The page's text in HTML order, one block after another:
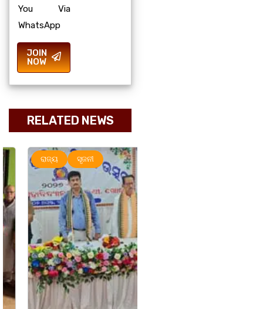
You Via
WhatsApp
JOIN
NOW
RELATED NEWS
ରାଜ୍ୟ ସୃଜନୀ